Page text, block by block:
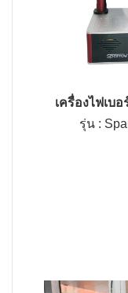
เครื่องไฟเบอ
รุ่น :